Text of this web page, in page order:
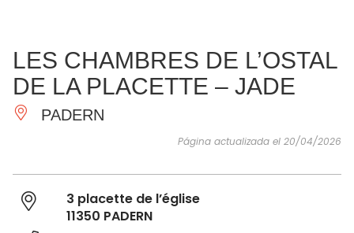
IMPRESCINDIBLES
HACER
INSPIRACIONES
LES CHAMBRES DE L’OSTAL
DE LA PLACETTE – JADE
PADERN
Página actualizada el 20/04/2026
3 placette de l’église
11350 PADERN